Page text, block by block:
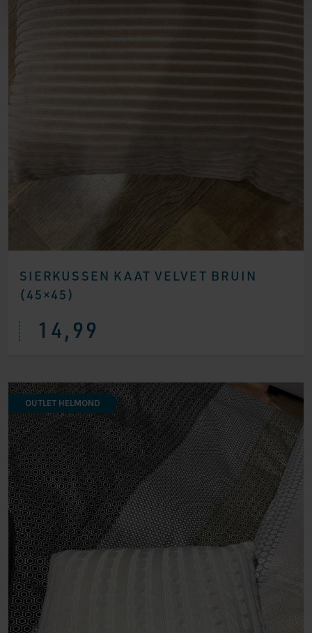
SIERKUSSEN KAAT VELVET BRUIN
(45×45)
14,99
OUTLET HELMOND